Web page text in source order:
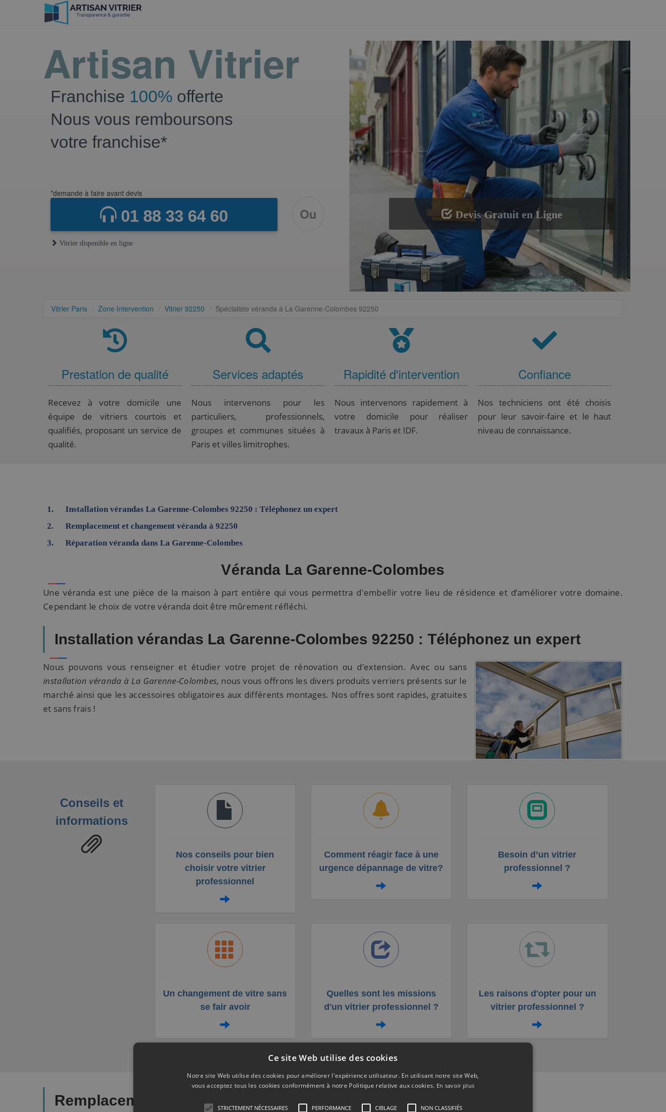
Artisan Vitrier
Franchise 100% offerte
Nous vous remboursons
votre franchise*
*demande à faire avant devis
01 88 33 64 60
Vitrier disponible en ligne
Ou Devis Gratuit en Ligne
Vitrier Paris Zone Intervention Vitrier 92250 Spécialiste véranda à La Garenne-Colombes 92250
Prestation de qualité
Recevez à votre domicile une
équipe de vitriers courtois et
qualifiés, proposant un service de
qualité.
Services adaptés
Nous intervenons pour les
particuliers, professionnels,
groupes et communes situées à
Paris et villes limitrophes.
Rapidité d'intervention
Nous intervenons rapidement à
votre domicile pour réaliser
travaux à Paris et IDF.
Confiance
Nos techniciens ont été choisis
pour leur savoir-faire et le haut
niveau de connaissance.
Installation vérandas La Garenne-Colombes 92250 : Téléphonez un expert
Remplacement et changement véranda à 92250
Réparation véranda dans La Garenne-Colombes
Véranda La Garenne-Colombes
Une véranda est une pièce de la maison à part entière qui vous permettra d'embellir votre lieu de résidence et d’améliorer votre domaine.
Cependant le choix de votre véranda doit être mûrement réfléchi.
Installation vérandas La Garenne-Colombes 92250 : Téléphonez un expert
Nous pouvons vous renseigner et étudier votre projet de rénovation ou d’extension. Avec ou sans
installation véranda à La Garenne-Colombes, nous vous offrons les divers produits verriers présents sur le
marché ainsi que les accessoires obligatoires aux différents montages. Nos offres sont rapides, gratuites
et sans frais !
Conseils et
informations
Nos conseils pour bien
choisir votre vitrier
professionnel
Comment réagir face à une
urgence dépannage de vitre?
Besoin d’un vitrier
professionnel ?
Un changement de vitre sans
se fair avoir
Quelles sont les missions
d'un vitrier professionnel ?
Les raisons d'opter pour un
vitrier professionnel ?
Remplacement et changement véranda à 92250
Ce site Web utilise des cookies
Notre site Web utilise des cookies pour améliorer l'expérience utilisateur. En utilisant notre site Web,
vous acceptez tous les cookies conformément à notre Politique relative aux cookies. En savoir plus
STRICTEMENT NÉCESSAIRES PERFORMANCE CIBLAGE NON CLASSIFIÉS